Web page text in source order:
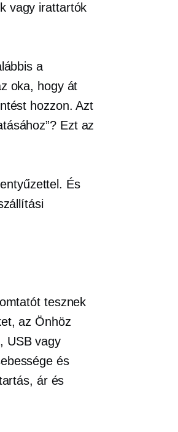
vagy irattartók
a
oka, hogy át
hozzon. Azt
Ezt az
És
tesznek
az Önhöz
USB vagy
és
ár és